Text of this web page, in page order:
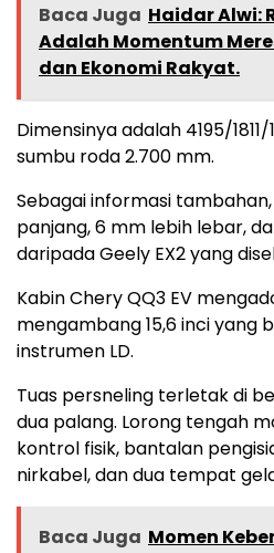
Baca Juga Haidar Alwi:
Adalah Momentum
dan Ekonomi Rakyat.
Dimensinya adalah 4195/
sumbu roda 2.700 mm.
Sebagai informasi
panjang, 6 mm lebih lebar,
daripada Geely EX2 yang
Kabin Chery QQ3 EV
mengambang 15,6 inci yang
instrumen LD.
Tuas persneling terletak di
dua palang. Lorong tengah
kontrol fisik, bantalan
nirkabel, dan dua tempat
Baca Juga Momen